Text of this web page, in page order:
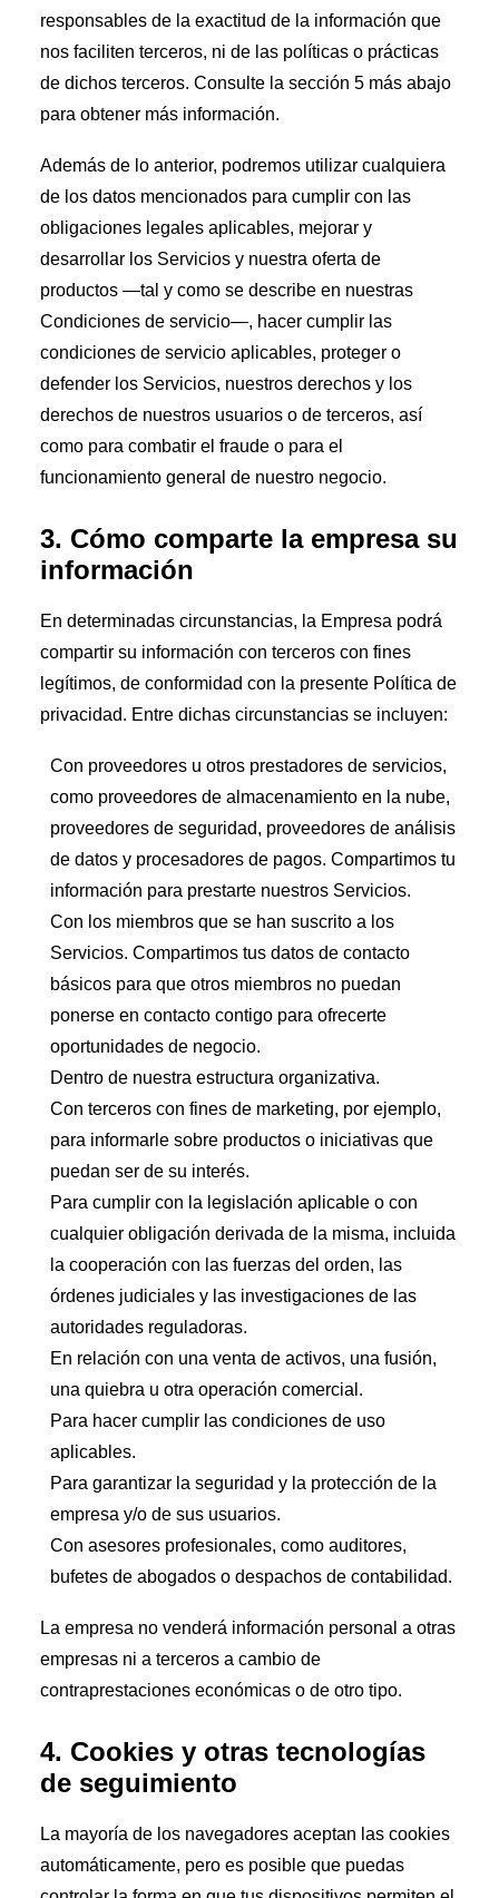
responsables de la exactitud de la información que
nos faciliten terceros, ni de las políticas o prácticas
de dichos terceros. Consulte la sección 5 más abajo
para obtener más información.
Además de lo anterior, podremos utilizar cualquiera
de los datos mencionados para cumplir con las
obligaciones legales aplicables, mejorar y
desarrollar los Servicios y nuestra oferta de
productos —tal y como se describe en nuestras
Condiciones de servicio—, hacer cumplir las
condiciones de servicio aplicables, proteger o
defender los Servicios, nuestros derechos y los
derechos de nuestros usuarios o de terceros, así
como para combatir el fraude o para el
funcionamiento general de nuestro negocio.
3. Cómo comparte la empresa su
información
En determinadas circunstancias, la Empresa podrá
compartir su información con terceros con fines
legítimos, de conformidad con la presente Política de
privacidad. Entre dichas circunstancias se incluyen:
Con proveedores u otros prestadores de servicios,
como proveedores de almacenamiento en la nube,
proveedores de seguridad, proveedores de análisis
de datos y procesadores de pagos. Compartimos tu
información para prestarte nuestros Servicios.
Con los miembros que se han suscrito a los
Servicios. Compartimos tus datos de contacto
básicos para que otros miembros no puedan
ponerse en contacto contigo para ofrecerte
oportunidades de negocio.
Dentro de nuestra estructura organizativa.
Con terceros con fines de marketing, por ejemplo,
para informarle sobre productos o iniciativas que
puedan ser de su interés.
Para cumplir con la legislación aplicable o con
cualquier obligación derivada de la misma, incluida
la cooperación con las fuerzas del orden, las
órdenes judiciales y las investigaciones de las
autoridades reguladoras.
En relación con una venta de activos, una fusión,
una quiebra u otra operación comercial.
Para hacer cumplir las condiciones de uso
aplicables.
Para garantizar la seguridad y la protección de la
empresa y/o de sus usuarios.
Con asesores profesionales, como auditores,
bufetes de abogados o despachos de contabilidad.
La empresa no venderá información personal a otras
empresas ni a terceros a cambio de
contraprestaciones económicas o de otro tipo.
4. Cookies y otras tecnologías
de seguimiento
La mayoría de los navegadores aceptan las cookies
automáticamente, pero es posible que puedas